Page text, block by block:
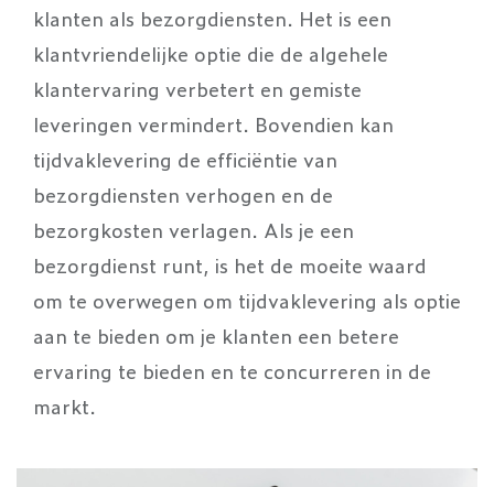
klanten als bezorgdiensten. Het is een
klantvriendelijke optie die de algehele
klantervaring verbetert en gemiste
leveringen vermindert. Bovendien kan
tijdvaklevering de efficiëntie van
bezorgdiensten verhogen en de
bezorgkosten verlagen. Als je een
bezorgdienst runt, is het de moeite waard
om te overwegen om tijdvaklevering als optie
aan te bieden om je klanten een betere
ervaring te bieden en te concurreren in de
markt.